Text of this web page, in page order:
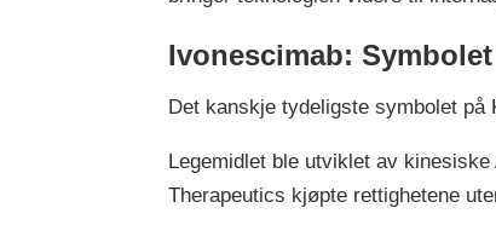
Ivonescimab:
Det kanskje tydeligste symbolet
Legemidlet ble utviklet av
Therapeutics kjøpte rettighetene